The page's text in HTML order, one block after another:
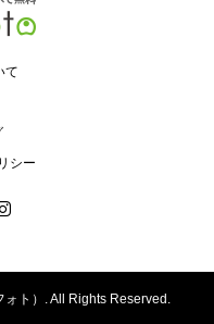
て
シー
ォト）. All Rights Reserved.